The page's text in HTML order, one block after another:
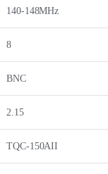
140-148MHz
8
BNC
2.15
TQC-150AII